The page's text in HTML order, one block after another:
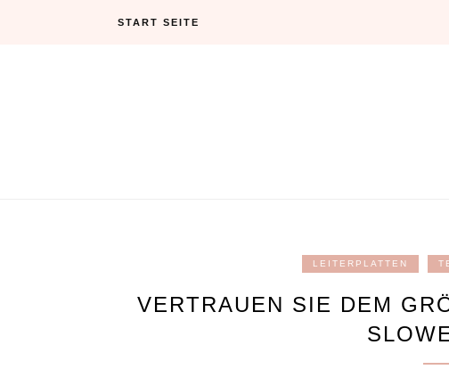
START SEITE
LEITERPLATTEN
VERTRAUEN SIE DEM